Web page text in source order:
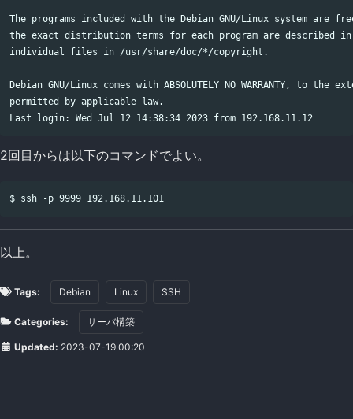
The programs included with the Debian GNU/Linux system are
the exact distribution terms for each program are described
individual files in /usr/share/doc/*/copyright.
Debian GNU/Linux comes with ABSOLUTELY NO WARRANTY, to the
permitted by applicable law.
2回目からは以下のコマンドでよい。
以上。
Tags: Debian Linux SSH
Categories: サーバ構築
Updated: 2023-07-19 00:20